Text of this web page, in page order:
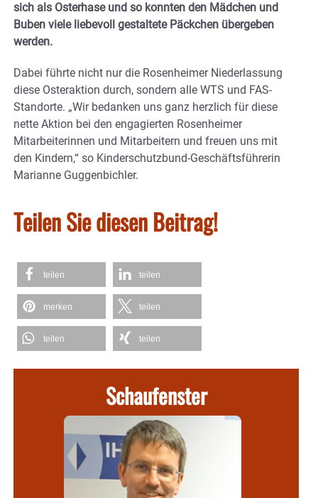
sich als Osterhase und so konnten den Mädchen und
Buben viele liebevoll gestaltete Päckchen übergeben
werden.
Dabei führte nicht nur die Rosenheimer Niederlassung
diese Osteraktion durch, sondern alle WTS und FAS-
Standorte. „Wir bedanken uns ganz herzlich für diese
nette Aktion bei den engagierten Rosenheimer
Mitarbeiterinnen und Mitarbeitern und freuen uns mit
den Kindern,“ so Kinderschutzbund-Geschäftsführerin
Marianne Guggenbichler.
Teilen Sie diesen Beitrag!
teilen teilen
merken teilen
teilen teilen
Schaufenster